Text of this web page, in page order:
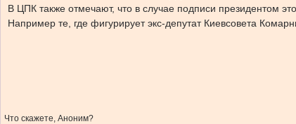
В ЦПК также отмечают, что в случае подписи президентом
Например те, где фигурирует экс-депутат Киевсовета
Что скажете, Аноним?